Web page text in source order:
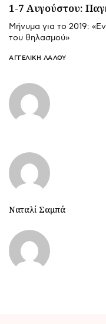
1-7 Αυγούστου:
Μήνυμα για το 2019:
του θηλασμού»
ΑΓΓΕΛΙΚΉ ΛΆΛΟΥ
Ναταλί Σαμπά